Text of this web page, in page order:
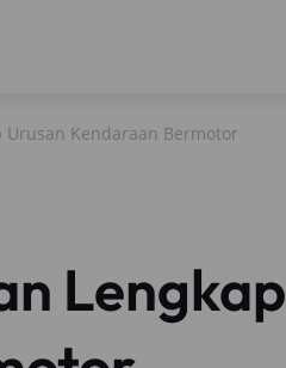
Urusan Kendaraan Bermotor
Lengkap